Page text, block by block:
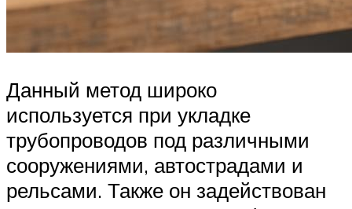
Данный метод широко
используется при укладке
трубопроводов под различными
сооружениями, автострадами и
рельсами. Также он задействован